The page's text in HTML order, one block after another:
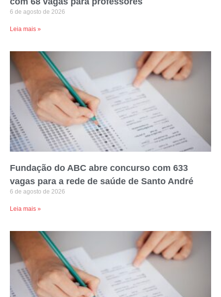
6 de agosto de 2026
Leia mais »
Fundação do ABC abre concurso com 633
vagas para a rede de saúde de Santo André
6 de agosto de 2026
Leia mais »